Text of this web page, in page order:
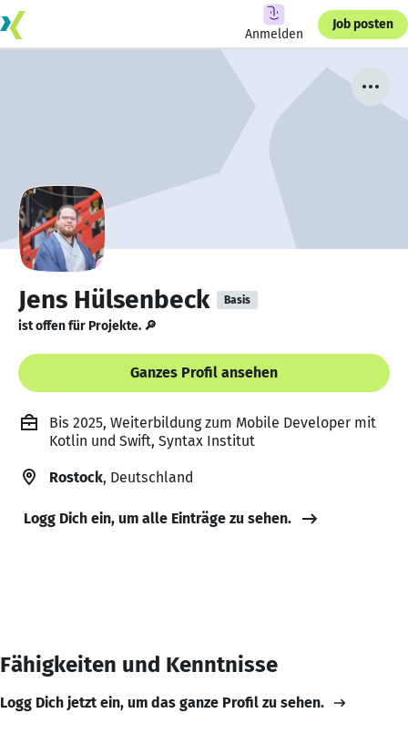
Anmelden
Job posten
Jens Hülsenbeck Basis
ist offen für Projekte. 🔎
Ganzes Profil ansehen
Bis 2025, Weiterbildung zum Mobile Developer mit
Kotlin und Swift, Syntax Institut
Rostock, Deutschland
Logg Dich ein, um alle Einträge zu sehen.
Fähigkeiten und Kenntnisse
Logg Dich jetzt ein, um das ganze Profil zu sehen.